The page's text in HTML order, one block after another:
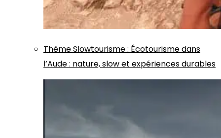
ThèmeSlowtourisme: Écotourisme dans
l’Aude : nature, slow et expériences durables